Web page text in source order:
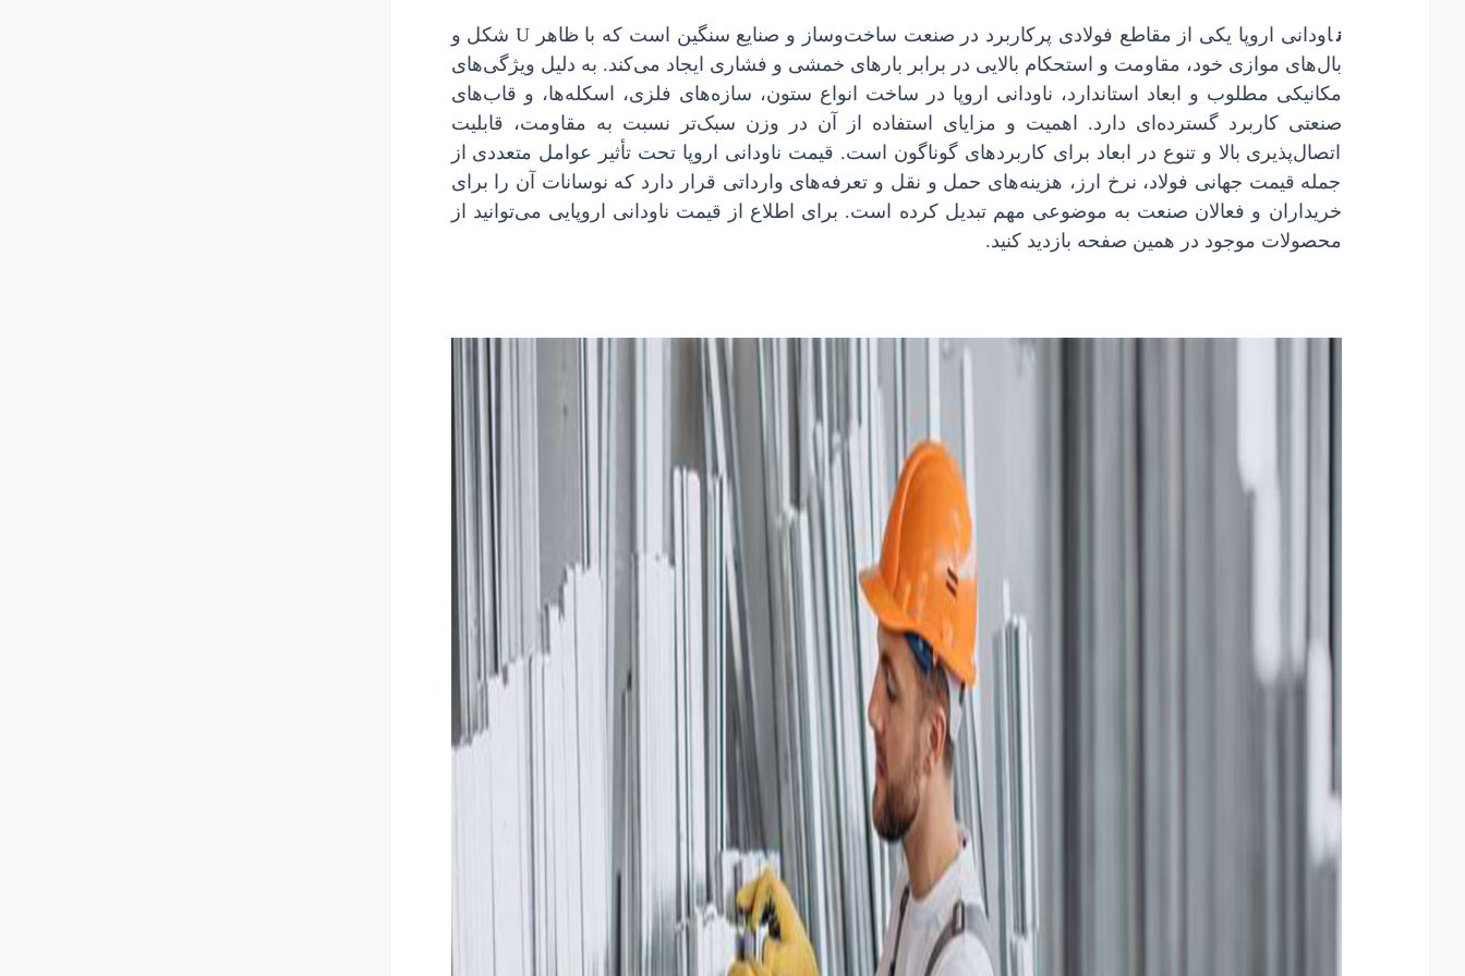
ن
اودانی اروپا یکی از مقاطع فولادی پرکاربرد در صنعت ساخت‌وساز و صنایع سنگین است که با ظاهر U شکل و
بال‌های موازی خود، مقاومت و استحکام بالایی در برابر بارهای خمشی و فشاری ایجاد می‌کند. به دلیل ویژگی‌های
مکانیکی مطلوب و ابعاد استاندارد، ناودانی اروپا در ساخت انواع ستون، سازه‌های فلزی، اسکله‌ها، و قاب‌های
صنعتی کاربرد گسترده‌ای دارد. اهمیت و مزایای استفاده از آن در وزن سبک‌تر نسبت به مقاومت، قابلیت
اتصال‌پذیری بالا و تنوع در ابعاد برای کاربردهای گوناگون است. قیمت ناودانی اروپا تحت تأثیر عوامل متعددی از
جمله قیمت جهانی فولاد، نرخ ارز، هزینه‌های حمل و نقل و تعرفه‌های وارداتی قرار دارد که نوسانات آن را برای
خریداران و فعالان صنعت به موضوعی مهم تبدیل کرده است. برای اطلاع از قیمت ناودانی اروپایی می‌توانید از
محصولات موجود در همین صفحه بازدید کنید.